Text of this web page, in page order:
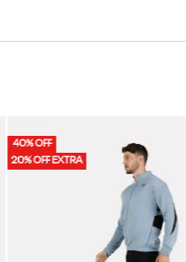
40% OFF
20% OFF EXTRA